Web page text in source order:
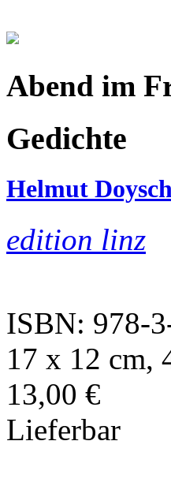
Abend im
Gedichte
Helmut
edition linz
ISBN: 978-
17 x 12 cm,
13,00 €
Lieferbar